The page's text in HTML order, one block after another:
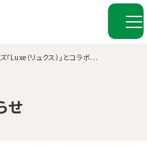
Luxe（リュクス）」とコラボ...
せ